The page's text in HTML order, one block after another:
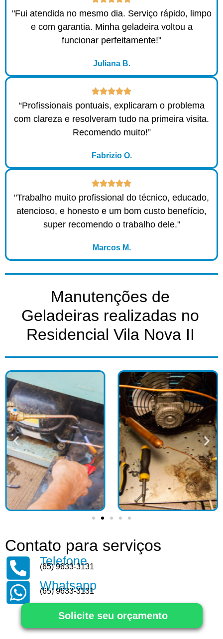
"Fui atendida no mesmo dia. Serviço rápido, limpo
e com garantia. Minha geladeira voltou a
funcionar perfeitamente!"
Juliana B.
“Profissionais pontuais, explicaram o problema
com clareza e resolveram tudo na primeira visita.
Recomendo muito!”
Fabrizio O.
"Trabalho muito profissional do técnico, educado,
atencioso, e honesto e um bom custo benefício,
super recomendo o trabalho dele."
Marcos M.
Manutenções de
Geladeiras realizadas no
Residencial Vila Nova II​
Contato para serviços
Telefone
(65) 9633-3131
Whatsapp
(65) 9633-3131
Solicite seu orçamento